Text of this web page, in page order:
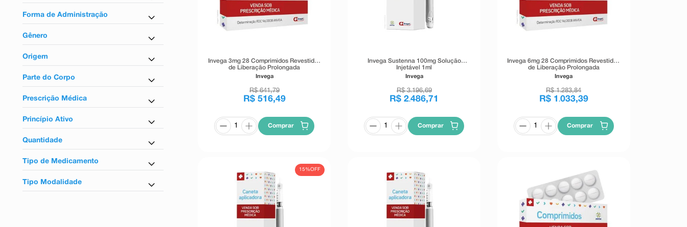
Para adultos
Forma de Administração
Uso injetável
Gênero
Unissex
Origem
Nacional
Parte do Corpo
Para o sistema nervoso
Prescrição Médica
Sim
Princípio Ativo
Palmitato De Paliperidona
Quantidade
0,75ml
Tipo de Medicamento
Referência
Tipo Modalidade
Invega 3mg 28 Comprimidos Revestidos
de Liberação Prolongada
Invega
R$ 641,79
R$ 516,49
Comprar
Invega Sustenna 100mg Solução
Injetável 1ml
Invega
R$ 3.196,69
R$ 2.486,71
Comprar
Invega 6mg 28 Comprimidos Revestidos
de Liberação Prolongada
Invega
R$ 1.283,84
R$ 1 .033,39
Comprar
15%OFF